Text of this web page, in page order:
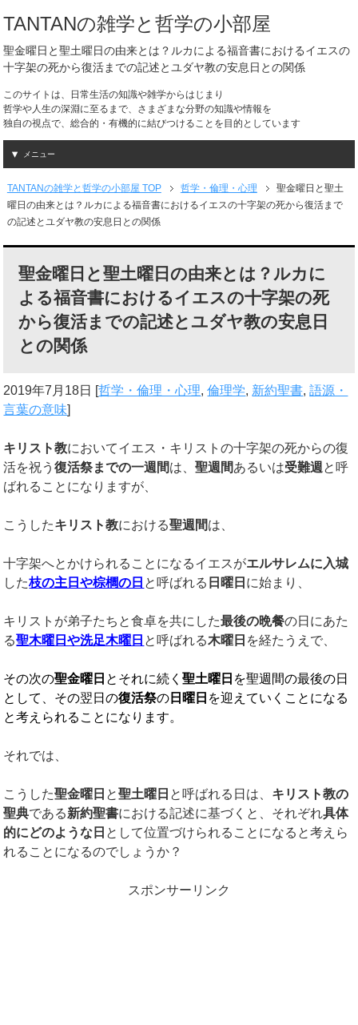
TANTANの雑学と哲学の小部屋
聖金曜日と聖土曜日の由来とは？ルカによる福音書におけるイエスの
十字架の死から復活までの記述とユダヤ教の安息日との関係
このサイトは、日常生活の知識や雑学からはじまり
哲学や人生の深淵に至るまで、さまざまな分野の知識や情報を
独自の視点で、総合的・有機的に結びつけることを目的としています
メニュー
TANTANの雑学と哲学の小部屋 TOP 哲学・倫理・心理
聖金曜日と聖土
曜日の由来とは？ルカによる福音書におけるイエスの十字架の死から復活まで
の記述とユダヤ教の安息日との関係
聖金曜日と聖土曜日の由来とは？ルカに
よる福音書におけるイエスの十字架の死
から復活までの記述とユダヤ教の安息日
との関係
2019年7月18日 [哲学・倫理・心理,倫理学, 新約聖書,語源・
言葉の意味]
キリスト教においてイエス・キリストの十字架の死からの復
活を祝う復活祭までの一週間は、聖週間あるいは受難週 と呼
ばれることになりますが、
こうしたキリスト教における聖週間は、
十字架へとかけられることになるイエスがエルサレムに入城
した枝の主日や棕櫚の日 と呼ばれる 日曜日 に始まり、
キリストが弟子たちと食卓を共にした最後の晩餐の日にあた
る聖木曜日や洗足木曜日 と呼ばれる木曜日 を経たうえで、
その次の聖金曜日 とそれに続く聖土曜日 を聖週間の最後の日
として、その翌日の復活祭の 日曜日 を迎えていくことになる
と考えられることになります。
それでは、
こうした聖金曜日 と聖土曜日 と呼ばれる日は、 キリスト教の
聖典である新約聖書における記述に基づくと、それぞれ具体
的にどのような日 として位置づけられることになると考えら
れることになるのでしょうか？
スポンサーリンク